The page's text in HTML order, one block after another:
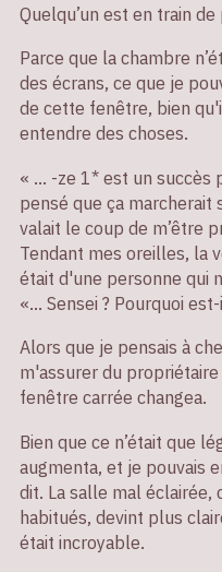
Quelqu’un est en train de
Parce que la chambre
des écrans, ce que je
de cette fenêtre, bien
entendre des choses.
« ... -ze 1* est un succès
pensé que ça marcherait
valait le coup de m’être
Tendant mes oreilles, la
était d'une personne qui
«... Sensei ? Pourquoi
Alors que je pensais à
m'assurer du
fenêtre carrée changea.
Bien que ce n’était que
augmenta, et je pouvais
dit. La salle mal éclairée,
habitués, devint plus
était incroyable.